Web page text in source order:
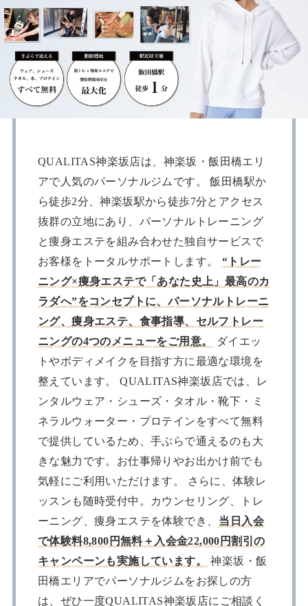
QUALITAS神楽坂店は、神楽坂・飯田橋エリ
アで人気のパーソナルジムです。 飯田橋駅か
ら徒歩2分、神楽坂駅から徒歩7分とアクセス
抜群の立地にあり、パーソナルトレーニング
と痩身エステを組み合わせた独自サービスで
お客様をトータルサポートします。 “トレー
ニング×痩身エステで「あなた史上」最高のカ
ラダへ”をコンセプトに、パーソナルトレーニ
ング、痩身エステ、食事指導、セルフトレー
ニングの4つのメニューをご用意。
ダイエッ
トやボディメイクを目指す方に最適な環境を
整えています。 QUALITAS神楽坂店では、レ
ンタルウェア・シューズ・タオル・靴下・ミ
ネラルウォーター・プロテインをすべて無料
で提供しているため、手ぶらで通えるのも大
きな魅力です。お仕事帰りやお出かけ前でも
気軽にご利用いただけます。 さらに、体験レ
ッスンも随時受付中。カウンセリング、トレ
ーニング、痩身エステを体験でき、 当日入会
で体験料8,800円無料＋入会金22,000円割引の
キャンペーンも実施しています。
神楽坂・飯
田橋エリアでパーソナルジムをお探しの方
は、ぜひ一度QUALITAS神楽坂店にご相談く